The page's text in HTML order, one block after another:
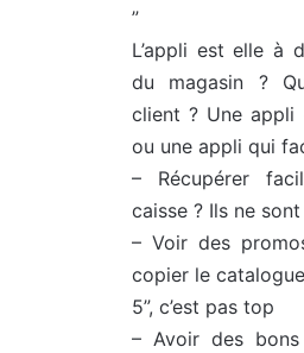
”
L’appli est elle à
du magasin ?
client ? Une appli
ou une appli qui
– Récupérer
caisse ? Ils ne
– Voir des
copier le
5”, c’est pas top
– Avoir des